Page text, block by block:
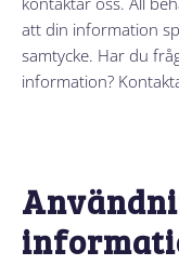
att din information
samtycke. Har du
information?